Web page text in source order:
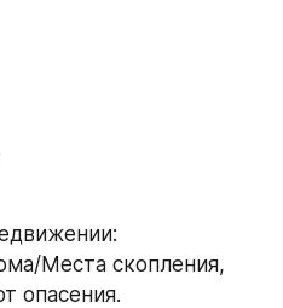
Места скопления,
опасения.